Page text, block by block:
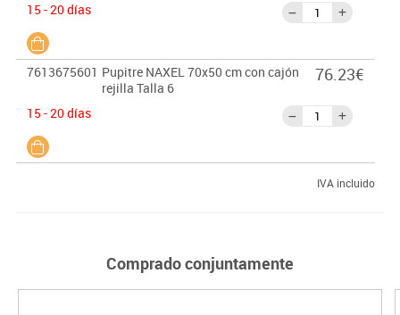
15 - 20 días
7613675601 Pupitre NAXEL 70x50 cm con cajón
rejilla Talla 6
15 - 20 días
76.23€
IVA incluido
Comprado conjuntamente